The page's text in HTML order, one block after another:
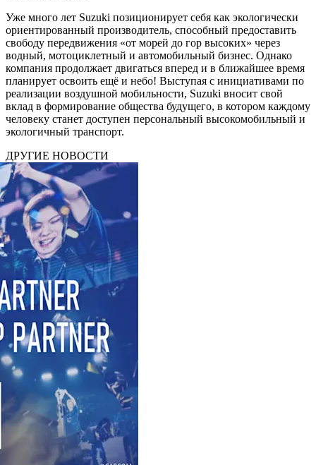
Уже много лет Suzuki позиционирует себя как экологически
ориентированный производитель, способный предоставить
свободу передвижения «от морей до гор высоких» через
водный, мотоциклетный и автомобильный бизнес. Однако
компания продолжает двигаться вперед и в ближайшее время
планирует освоить ещё и небо! Выступая с инициативами по
реализации воздушной мобильности, Suzuki вносит свой
вклад в формирование общества будущего, в котором каждому
человеку станет доступен персональный высокомобильный и
экологичный транспорт.
ДРУГИЕ НОВОСТИ